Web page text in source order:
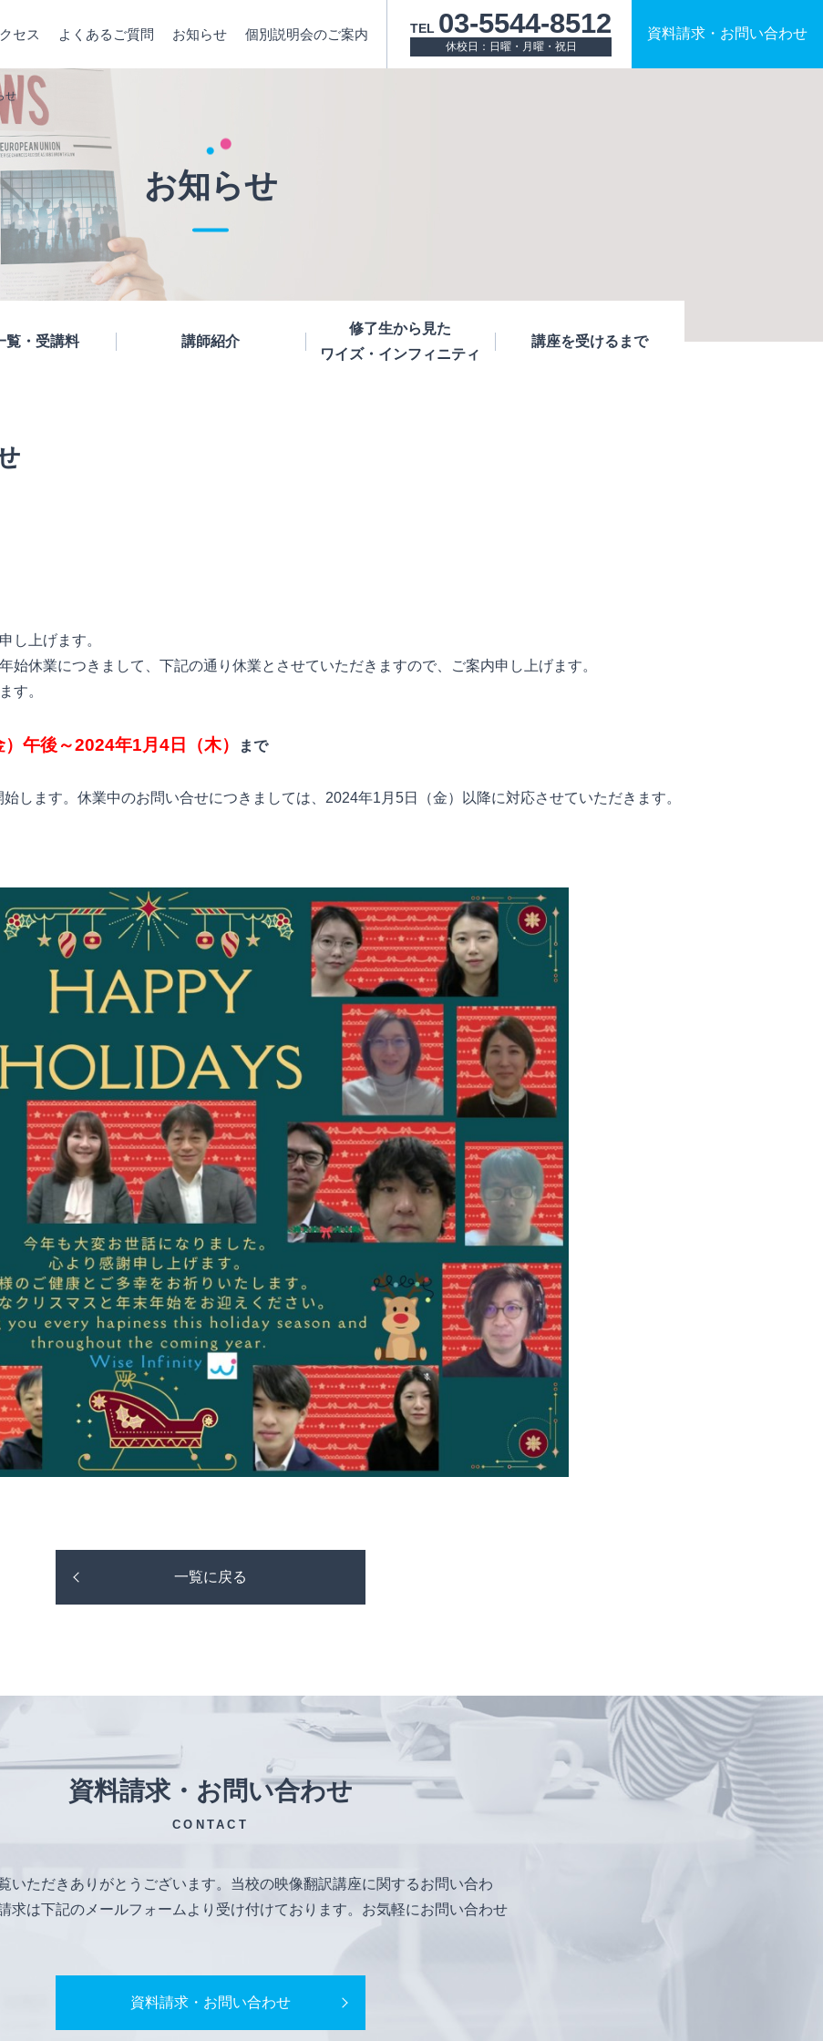
TEL 03-5544-8512
休校日：日曜・月曜・祝日
資料請求 ・ お問い合わせ
覧・受講料 講師紹介
修了生から見た
ワイズ・インフィニティ
講座を受けるまで
セス よくあるご質問 お知らせ 個別説明会のご案内
せ
お知らせ
し上げます。
始休業につきまして、 下記の通り休業とさせていただきますので、ご案内申し上げます。
す。
午後～2024年1月4日（木） まで
します。 休業中のお問い合せにつきましては、2024年1月5日（金）以降に対応させていただきます。
一覧に戻る
資料請求・お問い合わせ
CONTACT
いただきありがとうございます。当校の映像翻訳講座に関するお問い合わ
求は下記のメールフォームより受け付けております。お気軽にお問い合わせ
資料請求・お問い合わせ